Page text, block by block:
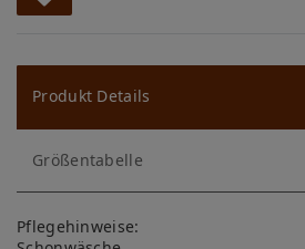
W
u
ns
ch
lis
te
Produkt Details
Größentabelle
Pflegehinweise: